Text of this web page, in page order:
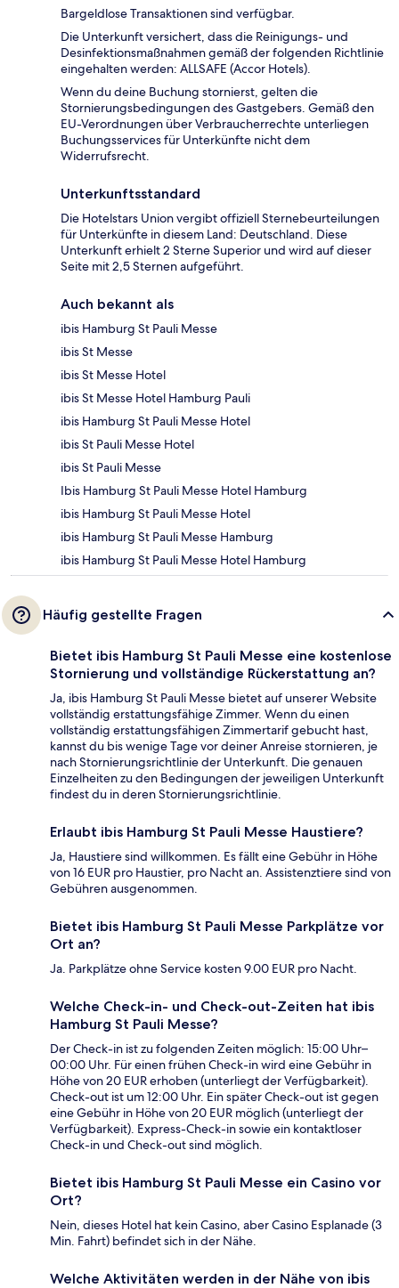
Bargeldlose Transaktionen sind verfügbar.
Die Unterkunft versichert, dass die Reinigungs- und
Desinfektionsmaßnahmen gemäß der folgenden Richtlinie
eingehalten werden: ALLSAFE (Accor Hotels).
Wenn du deine Buchung stornierst, gelten die
Stornierungsbedingungen des Gastgebers. Gemäß den
EU-Verordnungen über Verbraucherrechte unterliegen
Buchungsservices für Unterkünfte nicht dem
Widerrufsrecht.
Unterkunftsstandard
Die Hotelstars Union vergibt offiziell Sternebeurteilungen
für Unterkünfte in diesem Land: Deutschland. Diese
Unterkunft erhielt 2 Sterne Superior und wird auf dieser
Seite mit 2,5 Sternen aufgeführt.
Auch bekannt als
ibis Hamburg St Pauli Messe
ibis St Messe
ibis St Messe Hotel
ibis St Messe Hotel Hamburg Pauli
ibis Hamburg St Pauli Messe Hotel
ibis St Pauli Messe Hotel
ibis St Pauli Messe
Ibis Hamburg St Pauli Messe Hotel Hamburg
ibis Hamburg St Pauli Messe Hotel
ibis Hamburg St Pauli Messe Hamburg
ibis Hamburg St Pauli Messe Hotel Hamburg
Häufig gestellte Fragen
Bietet ibis Hamburg St Pauli Messe eine kostenlose
Stornierung und vollständige Rückerstattung an?
Ja, ibis Hamburg St Pauli Messe bietet auf unserer Website
vollständig erstattungsfähige Zimmer. Wenn du einen
vollständig erstattungsfähigen Zimmertarif gebucht hast,
kannst du bis wenige Tage vor deiner Anreise stornieren, je
nach Stornierungsrichtlinie der Unterkunft. Die genauen
Einzelheiten zu den Bedingungen der jeweiligen Unterkunft
findest du in deren Stornierungsrichtlinie.
Erlaubt ibis Hamburg St Pauli Messe Haustiere?
Ja, Haustiere sind willkommen. Es fällt eine Gebühr in Höhe
von 16 EUR pro Haustier, pro Nacht an. Assistenztiere sind von
Gebühren ausgenommen.
Bietet ibis Hamburg St Pauli Messe Parkplätze vor
Ort an?
Ja. Parkplätze ohne Service kosten 9.00 EUR pro Nacht.
Welche Check-in- und Check-out-Zeiten hat ibis
Hamburg St Pauli Messe?
Der Check-in ist zu folgenden Zeiten möglich: 15:00 Uhr–
00:00 Uhr. Für einen frühen Check-in wird eine Gebühr in
Höhe von 20 EUR erhoben (unterliegt der Verfügbarkeit).
Check-out ist um 12:00 Uhr. Ein später Check-out ist gegen
eine Gebühr in Höhe von 20 EUR möglich (unterliegt der
Verfügbarkeit). Express-Check-in sowie ein kontaktloser
Check-in und Check-out sind möglich.
Bietet ibis Hamburg St Pauli Messe ein Casino vor
Ort?
Nein, dieses Hotel hat kein Casino, aber Casino Esplanade (3
Min. Fahrt) befindet sich in der Nähe.
Welche Aktivitäten werden in der Nähe von ibis